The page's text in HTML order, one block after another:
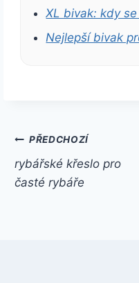
XL bivak: kdy
Nejlepší bivak
Navigace
pro
PŘEDCHOZÍ
rybářské křeslo pro
časté rybáře